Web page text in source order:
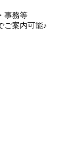
事務等
ご案内可能♪